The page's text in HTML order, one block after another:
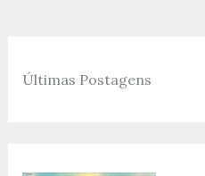
Últimas Postagens